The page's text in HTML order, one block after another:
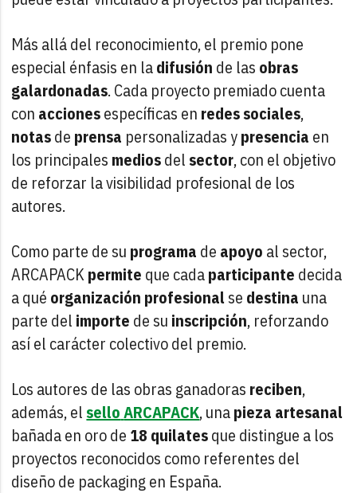
Más allá del reconocimiento, el premio pone
especial énfasis en ladifusión de las obras
galardonadas. Cada proyecto premiado cuenta
con accionesespecíficas en redessociales,
notasde prensa personalizadas ypresencia en
los principales mediosdel sector, con el objetivo
de reforzar la visibilidad profesional de los
autores.
Como parte de su programa de apoyo al sector,
ARCAPACKpermite que cadaparticipante decida
a qué organización profesionalse destina una
parte del importe de su inscripción, reforzando
así el carácter colectivo del premio.
Los autores de las obras ganadoras reciben,
además, el sello ARCAPACK, unapieza artesanal
bañada en oro de 18 quilatesque distingue a los
proyectos reconocidos como referentes del
diseño de packaging en España.